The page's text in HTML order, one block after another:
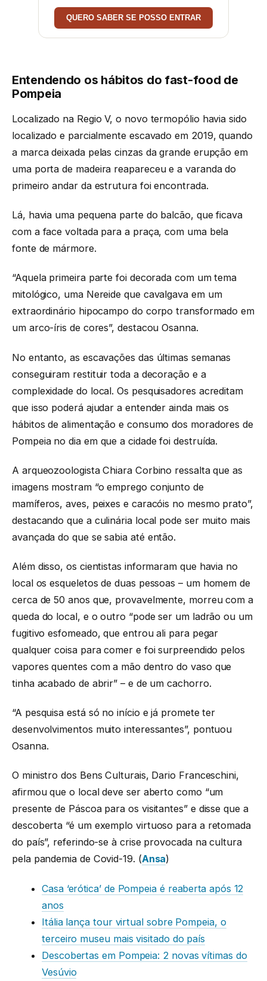
QUERO SABER SE POSSO ENTRAR
Entendendo os hábitos do fast-food de
Pompeia
Localizado na Regio V, o novo termopólio havia sido
localizado e parcialmente escavado em 2019, quando
a marca deixada pelas cinzas da grande erupção em
uma porta de madeira reapareceu e a varanda do
primeiro andar da estrutura foi encontrada.
Lá, havia uma pequena parte do balcão, que ficava
com a face voltada para a praça, com uma bela
fonte de mármore.
“Aquela primeira parte foi decorada com um tema
mitológico, uma Nereide que cavalgava em um
extraordinário hipocampo do corpo transformado em
um arco-íris de cores”, destacou Osanna.
No entanto, as escavações das últimas semanas
conseguiram restituir toda a decoração e a
complexidade do local. Os pesquisadores acreditam
que isso poderá ajudar a entender ainda mais os
hábitos de alimentação e consumo dos moradores de
Pompeia no dia em que a cidade foi destruída.
A arqueozoologista Chiara Corbino ressalta que as
imagens mostram “o emprego conjunto de
mamíferos, aves, peixes e caracóis no mesmo prato”,
destacando que a culinária local pode ser muito mais
avançada do que se sabia até então.
Além disso, os cientistas informaram que havia no
local os esqueletos de duas pessoas – um homem de
cerca de 50 anos que, provavelmente, morreu com a
queda do local, e o outro “pode ser um ladrão ou um
fugitivo esfomeado, que entrou ali para pegar
qualquer coisa para comer e foi surpreendido pelos
vapores quentes com a mão dentro do vaso que
tinha acabado de abrir” – e de um cachorro.
“A pesquisa está só no início e já promete ter
desenvolvimentos muito interessantes”, pontuou
Osanna.
O ministro dos Bens Culturais, Dario Franceschini,
afirmou que o local deve ser aberto como “um
presente de Páscoa para os visitantes” e disse que a
descoberta “é um exemplo virtuoso para a retomada
do país”, referindo-se à crise provocada na cultura
pela pandemia de Covid-19. (Ansa)
Casa ‘erótica’ de Pompeia é reaberta após 12
anos
Itália lança tour virtual sobre Pompeia, o
terceiro museu mais visitado do país
Descobertas em Pompeia: 2 novas vítimas do
Vesúvio